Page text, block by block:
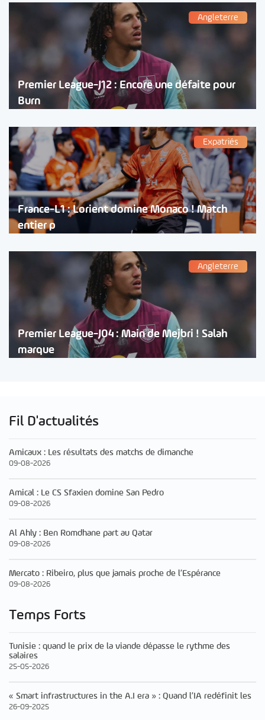
Angleterre
Premier League-J12 : Encore une défaite pour
Burn
Expatriés
France-L1 : Lorient domine Monaco ! Match
entier p
Angleterre
Premier League-J04 : Main de Mejbri ! Salah
marque
Fil D'actualités
Amicaux : Les résultats des matchs de dimanche
09-08-2026
Amical : Le CS Sfaxien domine San Pedro
09-08-2026
Al Ahly : Ben Romdhane part au Qatar
09-08-2026
Mercato : Ribeiro, plus que jamais proche de l’Espérance
09-08-2026
Temps Forts
Tunisie : quand le prix de la viande dépasse le rythme des
salaires
25-05-2026
« Smart infrastructures in the A.I era » : Quand l’IA redéfinit les
26-09-2025